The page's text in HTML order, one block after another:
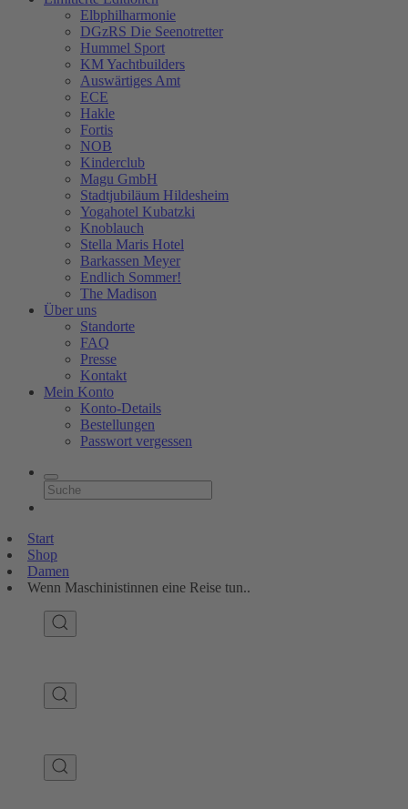
Elbphilharmonie
DGzRS Die Seenotretter
Hummel Sport
KM Yachtbuilders
Auswärtiges Amt
ECE
Hakle
Fortis
NOB
Kinderclub
Magu GmbH
Stadtjubiläum Hildesheim
Yogahotel Kubatzki
Knoblauch
Stella Maris Hotel
Barkassen Meyer
Endlich Sommer!
The Madison
Über uns
Standorte
FAQ
Presse
Kontakt
Mein Konto
Konto-Details
Bestellungen
Passwort vergessen
Start
Shop
Damen
Wenn Maschinistinnen eine Reise tun..